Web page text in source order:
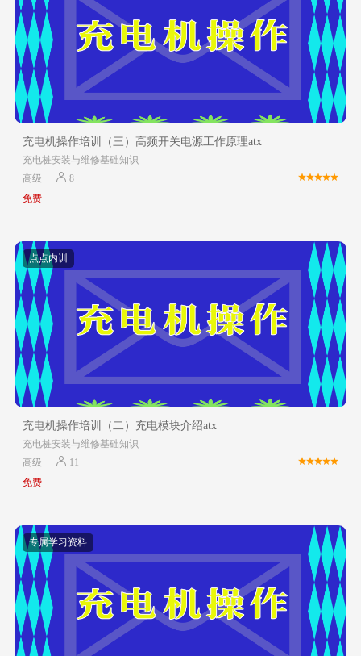
充电机操作培训（三）高频开关电源工作原理atx
充电桩安装与维修基础知识
高级
8
免费
点点内训
充电机操作培训（二）充电模块介绍atx
充电桩安装与维修基础知识
高级
11
免费
专属学习资料